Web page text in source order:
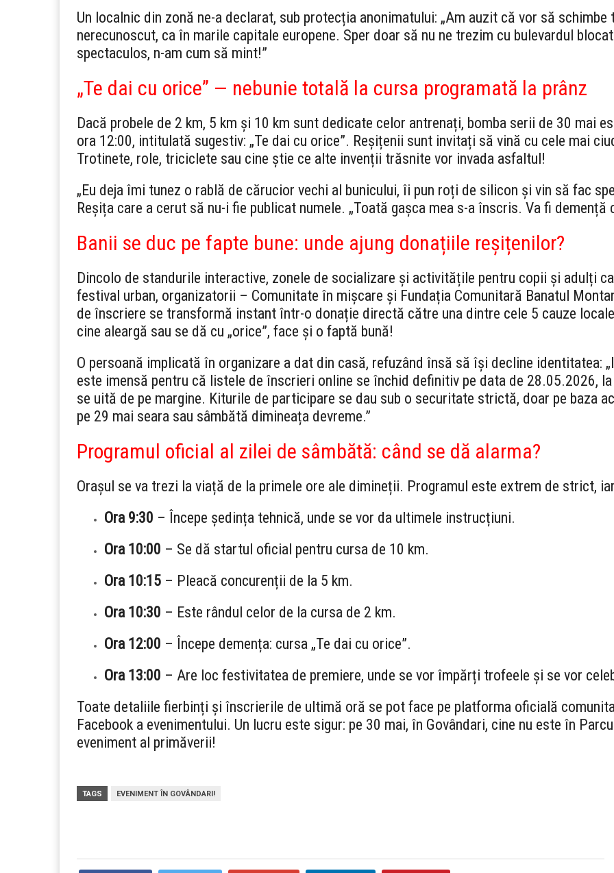
Un localnic din zonă ne-a declarat, sub protecția anonimatului: „Am auzit că vor să
nerecunoscut, ca în marile capitale europene. Sper doar să nu ne trezim cu bulevardul
spectaculos, n-am cum să mint!”
„Te dai cu orice” — nebunie totală la cursa programată la prânz
Dacă probele de 2 km, 5 km și 10 km sunt dedicate celor antrenați, bomba serii de 30 mai
ora 12:00, intitulată sugestiv: „Te dai cu orice”. Reșițenii sunt invitați să vină cu cele mai
Trotinete, role, triciclete sau cine știe ce alte invenții trăsnite vor invada asfaltul!
„Eu deja îmi tunez o rablă de cărucior vechi al bunicului, îi pun roți de silicon și vin să fac
Reșița care a cerut să nu-i fie publicat numele. „Toată gașca mea s-a înscris. Va fi
Banii se duc pe fapte bune: unde ajung donațiile reșițenilor?
Dincolo de standurile interactive, zonele de socializare și activitățile pentru copii și adulți
festival urban, organizatorii – Comunitate în mișcare și Fundația Comunitară Banatul
de înscriere se transformă instant într-o donație directă către una dintre cele 5 cauze locale
cine aleargă sau se dă cu „orice”, face și o faptă bună!
O persoană implicată în organizare a dat din casă, refuzând însă să își decline identitatea:
este imensă pentru că listele de înscrieri online se închid definitiv pe data de 28.05.2026, la
se uită de pe margine. Kiturile de participare se dau sub o securitate strictă, doar pe baza
pe 29 mai seara sau sâmbătă dimineața devreme.”
Programul oficial al zilei de sâmbătă: când se dă alarma?
Orașul se va trezi la viață de la primele ore ale dimineții. Programul este extrem de strict,
Ora 9:30 – Începe ședința tehnică, unde se vor da ultimele instrucțiuni.
Ora 10:00 – Se dă startul oficial pentru cursa de 10 km.
Ora 10:15 – Pleacă concurenții de la 5 km.
Ora 10:30 – Este rândul celor de la cursa de 2 km.
Ora 12:00 – Începe demența: cursa „Te dai cu orice”.
Ora 13:00 – Are loc festivitatea de premiere, unde se vor împărți trofeele și se vor
Toate detaliile fierbinți și înscrierile de ultimă oră se pot face pe platforma oficială
Facebook a evenimentului. Un lucru este sigur: pe 30 mai, în Govândari, cine nu este în
eveniment al primăverii!
TAGS EVENIMENT ÎN GOVÂNDARI!